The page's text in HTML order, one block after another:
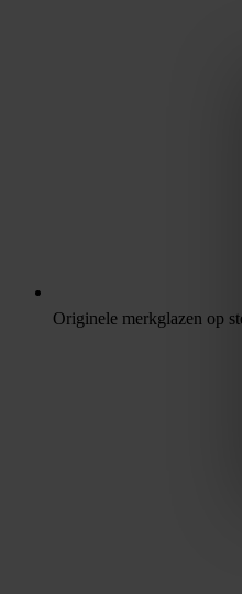
Originele merkglazen op